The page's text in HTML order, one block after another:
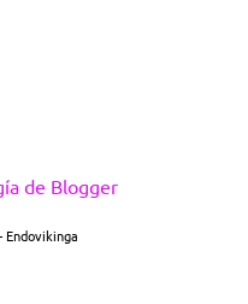
de Blogger
Endovikinga